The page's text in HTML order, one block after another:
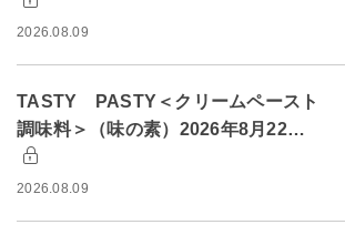
2026.08.09
TASTY PASTY＜クリームペースト
調味料＞（味の素）2026年8月22…
2026.08.09